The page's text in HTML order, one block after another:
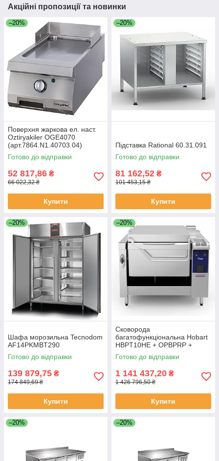
Акційні пропозиції та новинки
–20%
Поверхня жаркова ел. наст.
Oztiryakiler OGE4070
(арт.7864.N1.40703.04)
Готово до відправки
52 817,86 ₴
66 022,32 ₴
Купити
–20%
Підставка Rational 60.31.091
Готово до відправки
81 162,52 ₴
101 453,15 ₴
Купити
–20%
Шафа морозильна Tecnodom
AF14PKMBT290
Готово до відправки
139 879,75 ₴
174 849,69 ₴
Купити
–20%
Сковорода
багатофункціональна Hobart
HBPT10HE + OPBPRP +
ACSC
Готово до відправки
1 141 437,20 ₴
1 426 796,50 ₴
Купити
–20% –20%